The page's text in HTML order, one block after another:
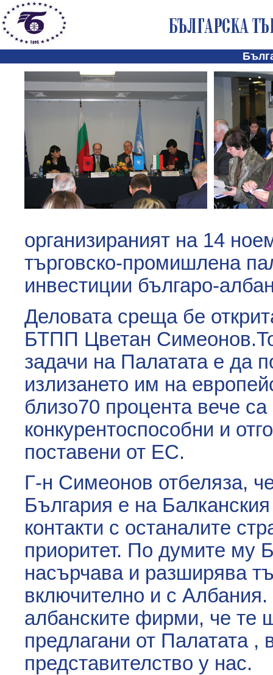
организираният на 14
търговско-промишлена
инвестиции българо-
Деловата среща бе
БТПП Цветан
задачи на Палатата е да
излизането им на
близо70 процента вече
конкурентоспособни и
поставени от ЕС.
Г-н Симеонов отбеляза,
България е на
контакти с останалите
приоритет. По думите
насърчава и разширява
включително и с
албанските фирми, че те
предлагани от Палатата ,
представителство у нас.